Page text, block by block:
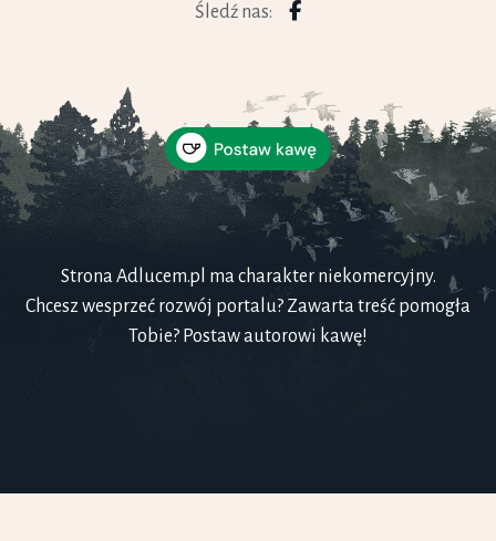
Śledź nas:
Strona Adlucem.pl ma charakter niekomercyjny.
Chcesz wesprzeć rozwój portalu? Zawarta treść pomogła
Tobie? Postaw autorowi kawę!